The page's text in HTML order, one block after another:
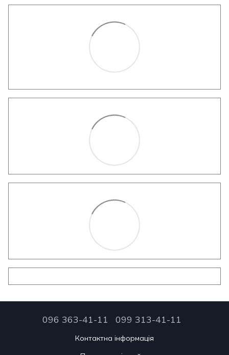
096 363-41-11 099 313-41-11
Контактна інформація